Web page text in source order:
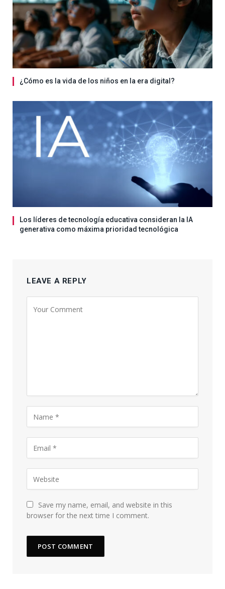
¿Cómo es la vida de los niños en la era digital?
Los líderes de tecnología educativa consideran la IA
generativa como máxima prioridad tecnológica
LEAVE A REPLY
Save my name, email, and website in this
browser for the next time I comment.